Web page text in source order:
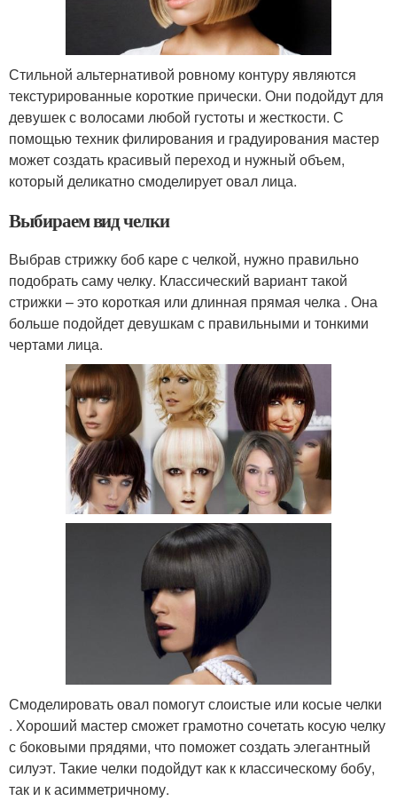
Стильной альтернативой ровному контуру являются
текстурированные короткие прически. Они подойдут для
девушек с волосами любой густоты и жесткости. С
помощью техник филирования и градуирования мастер
может создать красивый переход и нужный объем,
который деликатно смоделирует овал лица.
Выбираем вид челки
Выбрав стрижку боб каре с челкой, нужно правильно
подобрать саму челку. Классический вариант такой
стрижки – это короткая или длинная прямая челка . Она
больше подойдет девушкам с правильными и тонкими
чертами лица.
Смоделировать овал помогут слоистые или косые челки
. Хороший мастер сможет грамотно сочетать косую челку
с боковыми прядями, что поможет создать элегантный
силуэт. Такие челки подойдут как к классическому бобу,
так и к асимметричному.